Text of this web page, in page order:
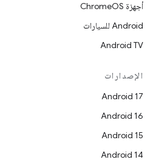
أجهزة ChromeOS
Android للسيارات
Android TV
الإصدارات
Android 17
Android 16
Android 15
Android 14